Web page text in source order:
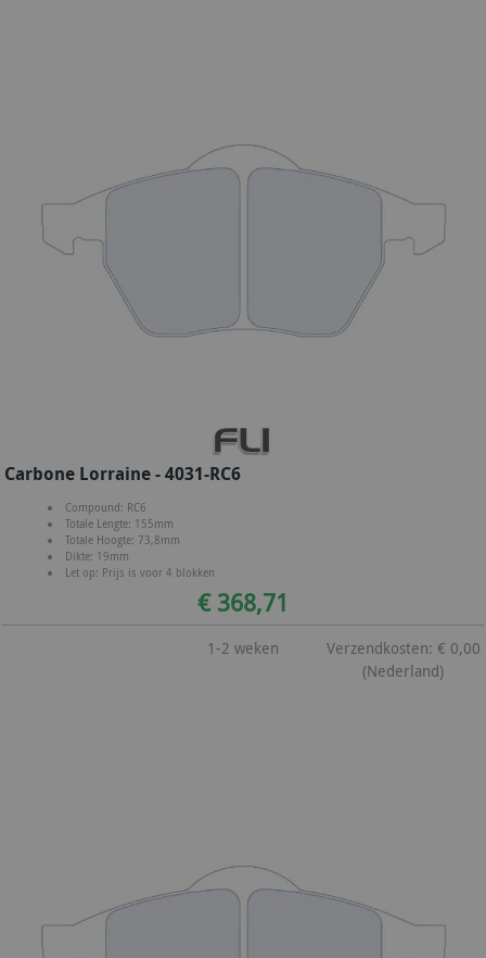
Carbone Lorraine - 4031-RC6
Compound: RC6
Totale Lengte: 155mm
Totale Hoogte: 73,8mm
Dikte: 19mm
Let op: Prijs is voor 4 blokken
€ 368,71
1-2 weken
Verzendkosten: € 0,00
(Nederland)